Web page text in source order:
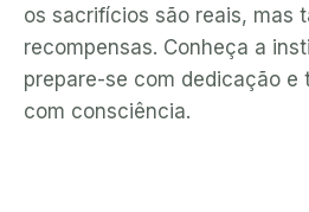
os sacrifícios são reais, mas
recompensas. Conheça a
prepare-se com dedicação e
com consciência.